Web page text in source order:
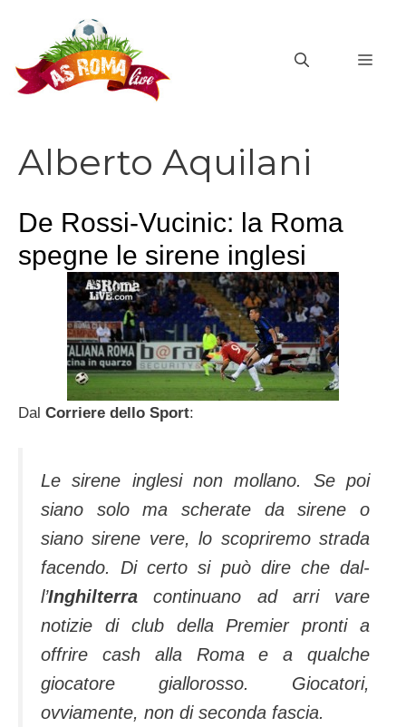
contenuto
Alberto Aquilani
De Rossi-Vucinic: la Roma
spegne le sirene inglesi
Dal Corriere dello Sport:
Le sirene inglesi non mollano. Se poi
siano solo ma scherate da sirene o
siano sirene vere, lo scopriremo strada
facendo. Di certo si può dire che dal­
l’Inghilterra continuano ad arri vare
notizie di club della Premier pronti a
offrire cash alla Roma e a qualche
giocatore giallorosso. Giocatori,
ovviamente, non di seconda fascia.